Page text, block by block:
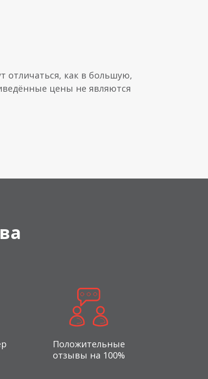
отличаться, как в большую,
цены не являются
Положительные
отзывы на 100%